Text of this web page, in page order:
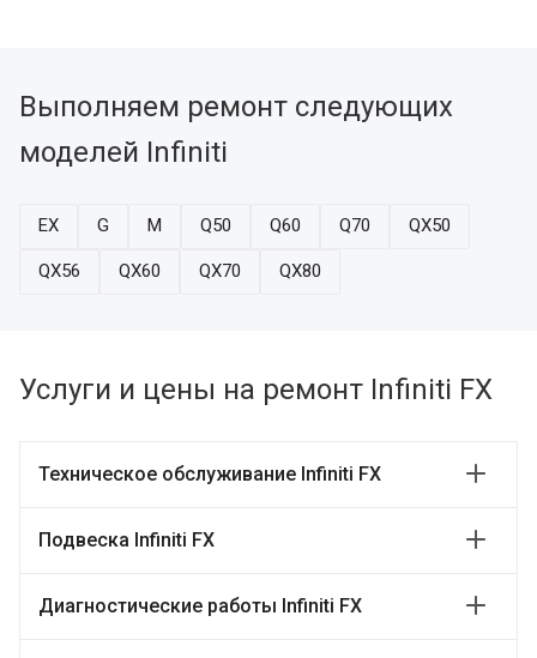
Выполняем ремонт следующих
моделей Infiniti
EX G M Q50 Q60 Q70 QX50
QX56 QX60 QX70 QX80
Услуги и цены на ремонт Infiniti FX
Техническое обслуживание Infiniti FX
Подвеска Infiniti FX
Диагностические работы Infiniti FX